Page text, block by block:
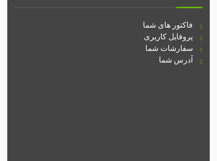
فاکتور های شما
پروفایل کاربری
سفارشات شما
آدرس شما